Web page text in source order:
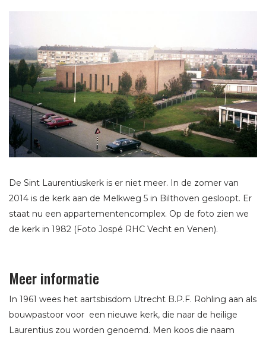
De Sint Laurentiuskerk is er niet meer. In de zomer van
2014 is de kerk aan de Melkweg 5 in Bilthoven gesloopt. Er
staat nu een appartementencomplex. Op de foto zien we
de kerk in 1982 (Foto Jospé RHC Vecht en Venen).
Meer informatie
In 1961 wees het aartsbisdom Utrecht B.P.F. Rohling aan als
bouwpastoor voor een nieuwe kerk, die naar de heilige
Laurentius zou worden genoemd. Men koos die naam